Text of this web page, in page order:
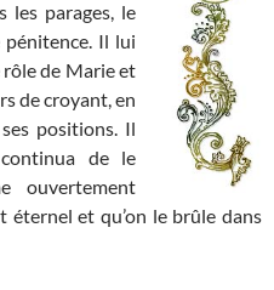
les parages, le
Il lui
rôle de Marie et
de croyant, en
positions. Il
de le
ouvertement
éternel et qu’on le brûle dans